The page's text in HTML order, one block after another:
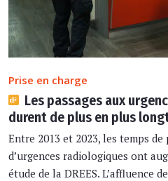
Prise en charge
Les passages aux
durent de plus en plus
Entre 2013 et 2023, les temps de
d’urgences radiologiques ont
étude de la DREES. L’affluence